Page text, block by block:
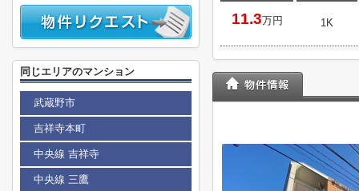
11.3万円 1K
同じエリアのマンション
武蔵野市
吉祥寺本町
中央線 吉祥寺
中央線 三鷹